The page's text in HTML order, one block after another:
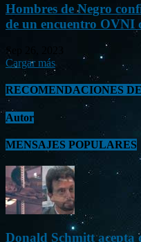
Hombres de Negro
de un encuentro OVNI
Sep 26, 2023
Cargar más
RECOMENDACIONES
Autor
MENSAJES POPULARES
Donald Schmitt acepta